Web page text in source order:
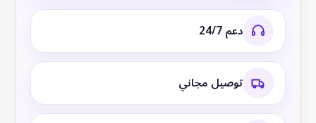
دعم 24/7
توصيل مجاني